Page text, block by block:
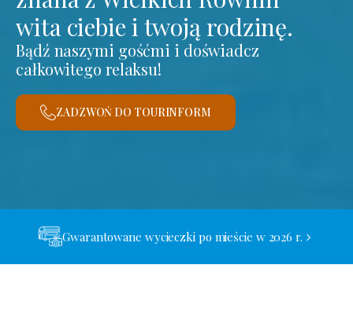
wita ciebie i twoją rodzinę.
Bądź naszymi gośćmi i doświadcz
całkowitego relaksu!
ZADZWOŃ DO TOURINFORM
Gwarantowane wycieczki po mieście w 2026 r.